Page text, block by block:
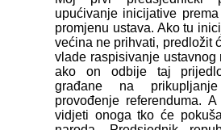
upućivanje inicijative
promjenu ustava. Ako tu
većina ne prihvati, predložit
vlade raspisivanje ustavnog
ako on odbije taj
građane na
provođenje referenduma.
vidjeti onoga tko će